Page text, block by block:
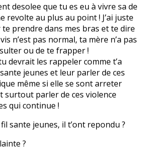
desolee que tu es eu à vivre sa de
revolte au plus au point ! J’ai juste
te prendre dans mes bras et te dire
n’est pas normal, ta mère n’a pas
ou de te frapper !
devrait les rappeler comme t’a
jeunes et leur parler de ces
même si elle se sont arreter
surtout parler de ces violence
qui continue !
sante jeunes, il t’ont repondu ?
?